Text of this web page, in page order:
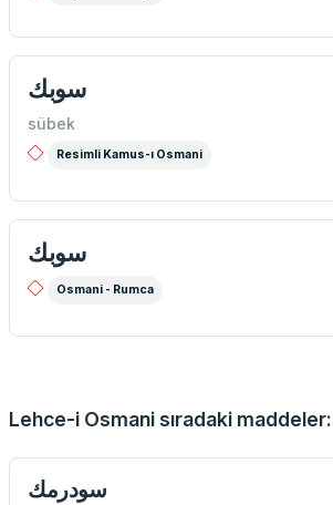
سوبك
sübek
Resimli Kamus-ı Osmani
سوبك
Osmani - Rumca
Lehce-i Osmani sıradaki maddeler:
سودرمك